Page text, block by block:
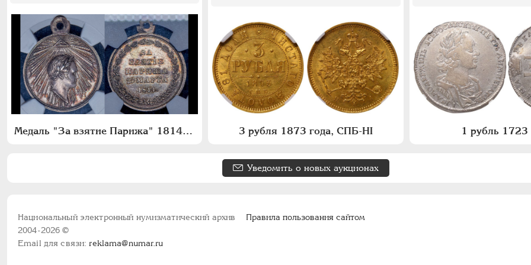
Медаль "За взятие Парижа" 1814 года 3 рубля 1873 года, СПБ-НI 1 рубль 1723
Уведомить о новых аукционах
Национальный электронный нумизматический архив
2004-2026 ©
Email для связи:reklama@numar.ru
Правила пользования сайтом